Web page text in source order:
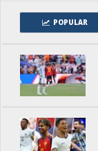
POPULAR